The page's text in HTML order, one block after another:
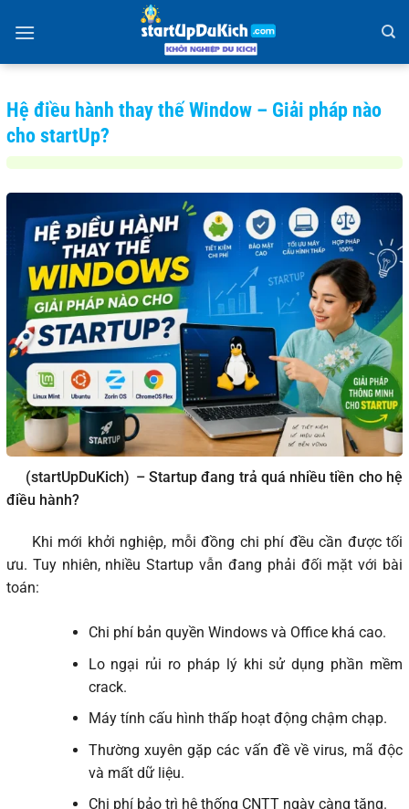
qua
Hệ điều hành thay thế Window – Giải pháp nào
cho startUp?
(startUpDuKich) – Startup đang trả quá nhiều tiền cho hệ
điều hành?
Khi mới khởi nghiệp, mỗi đồng chi phí đều cần được tối
ưu. Tuy nhiên, nhiều Startup vẫn đang phải đối mặt với bài
toán:
Chi phí bản quyền Windows và Office khá cao.
Lo ngại rủi ro pháp lý khi sử dụng phần mềm
crack.
Máy tính cấu hình thấp hoạt động chậm chạp.
Thường xuyên gặp các vấn đề về virus, mã độc
và mất dữ liệu.
Chi phí bảo trì hệ thống CNTT ngày càng tăng.